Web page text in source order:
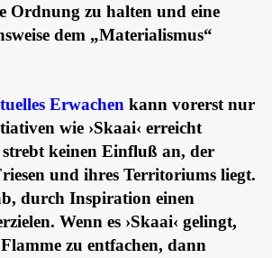
Ordnung zu halten und eine
dem „Materialismus“
Erwachen kann vorerst nur
wie ›Skaai‹ erreicht
strebt keinen Einfluß an, der
und ihres Territoriums liegt.
durch Inspiration einen
Wenn es ›Skaai‹ gelingt,
zu entfachen, dann